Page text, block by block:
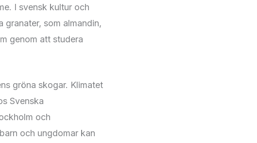
I svensk kultur och
granater, som almandin,
genom att studera
gröna skogar. Klimatet
Svenska
och
och ungdomar kan